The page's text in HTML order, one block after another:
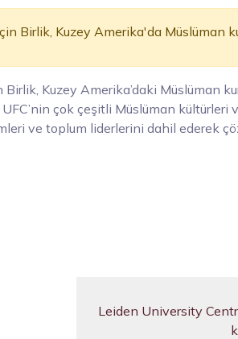
Birlik, Kuzey Amerika'da Müslüman
Kuzey Amerika’daki Müslüman
çok çeşitli Müslüman kültürleri
ve toplum liderlerini dahil ederek
Leiden University